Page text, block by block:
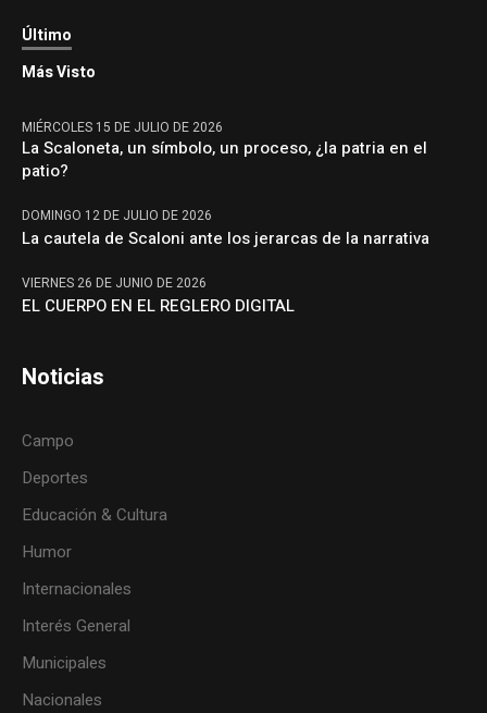
Último
Más Visto
MIÉRCOLES 15 DE JULIO DE 2026
La Scaloneta, un símbolo, un proceso, ¿la patria en el
patio?
DOMINGO 12 DE JULIO DE 2026
La cautela de Scaloni ante los jerarcas de la narrativa
VIERNES 26 DE JUNIO DE 2026
EL CUERPO EN EL REGLERO DIGITAL
Noticias
Campo
Deportes
Educación & Cultura
Humor
Internacionales
Interés General
Municipales
Nacionales